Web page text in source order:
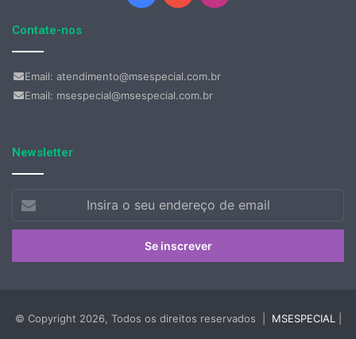
Contate-nos
Email: atendimento@msespecial.com.br
Email: msespecial@msespecial.com.br
Newsletter
seu
de
© Copyright 2026, Todos os direitos reservados | MSESPECIAL